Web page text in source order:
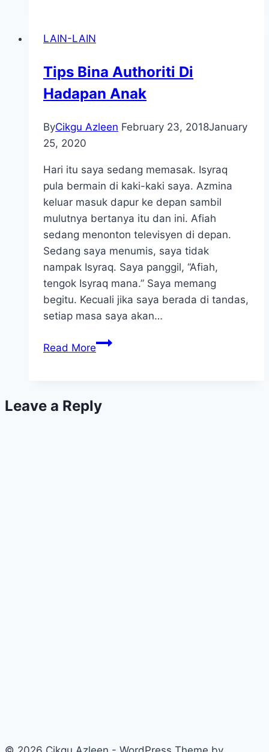
Public
LAIN-LAIN
Tips Bina Authoriti Di
Hadapan Anak
ByCikgu Azleen February 23, 2018January
25, 2020
Hari itu saya sedang memasak. Isyraq
pula bermain di kaki-kaki saya. Azmina
keluar masuk dapur ke depan sambil
mulutnya bertanya itu dan ini. Afiah
sedang menonton televisyen di depan.
Sedang saya menumis, saya tidak
nampak Isyraq. Saya panggil, “Afiah,
tengok Isyraq mana.” Saya memang
begitu. Kecuali jika saya berada di tandas,
setiap masa saya akan…
Read MoreTips
Hadapan
Leave a Reply